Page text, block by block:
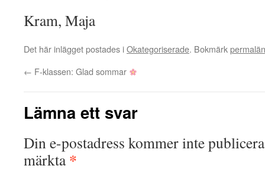
Kram, Maja
Det här inlägget postades iOkategoriserade. Bokmärk
← F-klassen: Glad sommar
Lämna ett svar
Din e-postadress kommer inte
märkta*